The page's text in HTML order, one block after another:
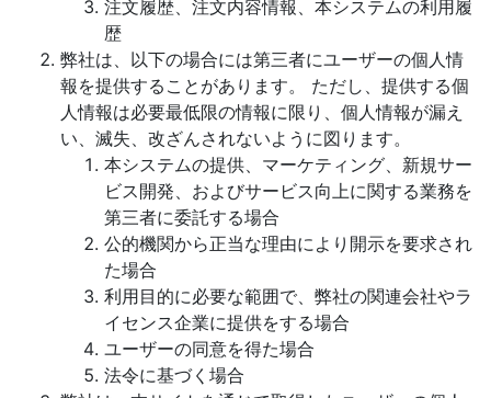
注文履歴、注文内容情報、本システムの利用履
歴
弊社は、以下の場合には第三者にユーザーの個人情
報を提供することがあります。 ただし、提供する個
人情報は必要最低限の情報に限り、個人情報が漏え
い、滅失、改ざんされないように図ります。
本システムの提供、マーケティング、新規サー
ビス開発、およびサービス向上に関する業務を
第三者に委託する場合
公的機関から正当な理由により開示を要求され
た場合
利用目的に必要な範囲で、弊社の関連会社やラ
イセンス企業に提供をする場合
ユーザーの同意を得た場合
法令に基づく場合